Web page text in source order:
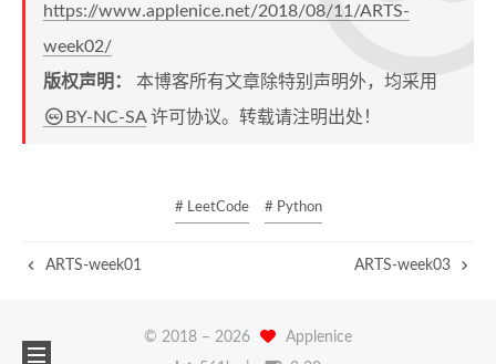
https://www.applenice.net/2018/08/11/ARTS-
week02/
版权声明： 本博客所有文章除特别声明外，均采用
BY-NC-SA许可协议。转载请注明出处！
# LeetCode # Python
ARTS-week01 ARTS-week03
© 2018 – 2026
Applenice